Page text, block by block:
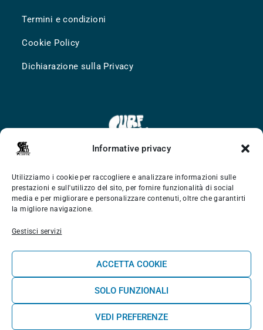
Informative privacy
Utilizziamo i cookie per raccogliere e analizzare informazioni sulle
prestazioni e sull'utilizzo del sito, per fornire funzionalità di social
media e per migliorare e personalizzare contenuti, oltre che garantirti
la migliore navigazione.
Gestisci servizi
ACCETTA COOKIE
SOLO FUNZIONALI
VEDI PREFERENZE
Termini e condizioni
Cookie Policy
Dichiarazione sulla Privacy